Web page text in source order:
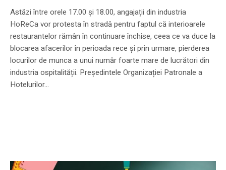
Astăzi între orele 17.00 și 18.00, angajații din industria
HoReCa vor protesta în stradă pentru faptul că interioarele
restaurantelor rămân în continuare închise, ceea ce va duce la
blocarea afacerilor în perioada rece și prin urmare, pierderea
locurilor de munca a unui număr foarte mare de lucrători din
industria ospitalității. Preşedintele Organizației Patronale a
Hotelurilor...